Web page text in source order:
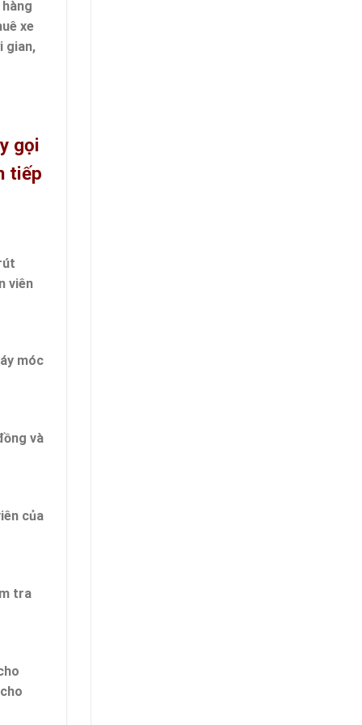
xe
gian,
gọi
tiếp
viên
móc
và
của
tra
cho